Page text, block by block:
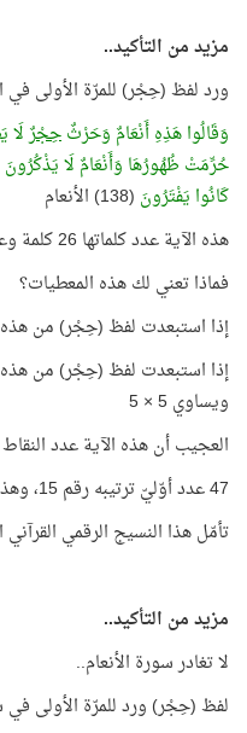
مزيد من التأكيد..
ورد لفظ (حِجْر) للمرّة الأولى في
وَقَالُوا هَذِهِ أَنْعَامٌ وَحَرْثٌحِجْرٌلَا
حُرِّمَتْ ظُهُورُهَا وَأَنْعَامٌ لَا يَذْكُرُونَ
كَانُوا يَفْتَرُونَ (138) الأنعام
هذه الآية عدد كلماتها 26 كلمة وعدد حروفها 117 حرفًا..
فماذا تعني لك هذه المعطيات؟
إذا استبعدت لفظ (حِجْر) من هذه
ويساوي 5 × 5
العجيب أن هذه الآية عدد النقاط على
47 عدد أوّليّ ترتيبه رقم 15، وهذا هو ترتيب سورة الحِجْر في المصحف!
تأمّل هذا النسيج الرقمي
مزيد من التأكيد..
لا تغادر سورة الأنعام..
لفظ (حِجْر) ورد للمرّة الأولى في